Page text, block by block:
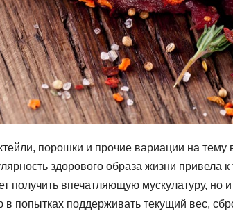
порошки и прочие вариации на
здорового образа жизни привела
получить впечатляющую мускулатуру, но
попытках поддерживать текущий вес,